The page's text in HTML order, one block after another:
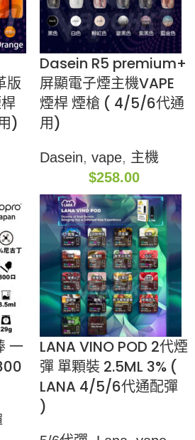
版
)
Dasein R5 premium+
屏顯電子煙主機VAPE
煙桿 煙槍 ( 4/5/6代通
用)
Dasein, vape, 主機
$258.00
一
LANA VINO POD 2代煙
彈 單顆裝 2.5ML 3% (
LANA 4/5/6代通配彈
)